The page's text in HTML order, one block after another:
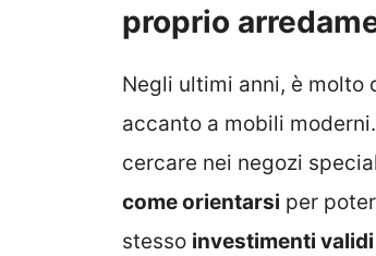
proprio
Negli ultimi anni, è molto
accanto a mobili
cercare nei negozi
come orientarsi per
stesso investimenti